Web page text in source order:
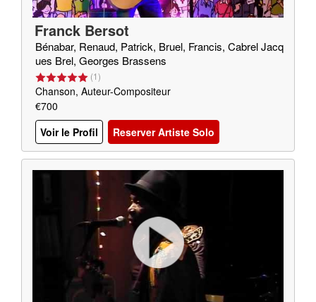
Franck Bersot
Bénabar, Renaud, Patrick, Bruel, Francis, Cabrel Jacq
ues Brel, Georges Brassens
(1)
Chanson, Auteur-Compositeur
€700
Voir le Profil
Reserver Artiste Solo